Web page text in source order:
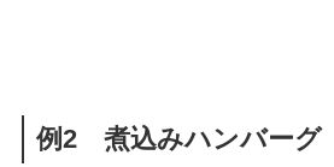
例2 煮込みハンバーグ